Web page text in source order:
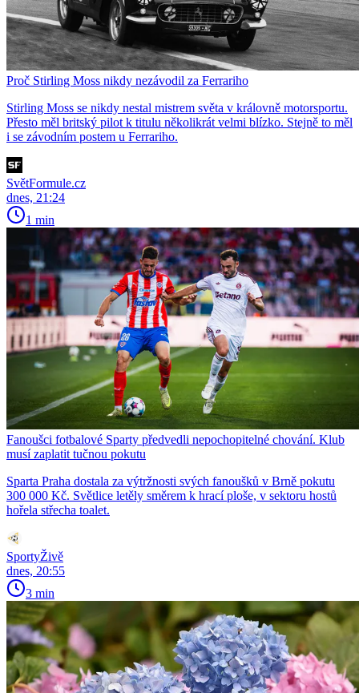
Proč Stirling Moss nikdy nezávodil za Ferrariho
Stirling Moss se nikdy nestal mistrem světa v královně motorsportu.
Přesto měl britský pilot k titulu několikrát velmi blízko. Stejně to měl
i se závodním postem u Ferrariho.
SvětFormule.cz
dnes, 21:24
1 min
Fanoušci fotbalové Sparty předvedli nepochopitelné chování. Klub
musí zaplatit tučnou pokutu
Sparta Praha dostala za výtržnosti svých fanoušků v Brně pokutu
300 000 Kč. Světlice letěly směrem k hrací ploše, v sektoru hostů
hořela střecha toalet.
SportyŽivě
dnes, 20:55
3 min